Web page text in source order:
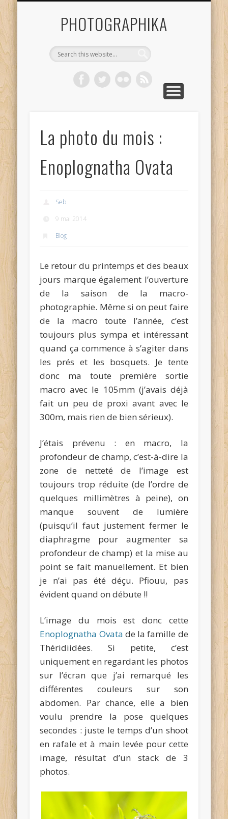
PHOTOGRAPHIKA
La photo du mois :
Enoplognatha Ovata
Seb
9 mai 2014
Blog
Le retour du printemps et des beaux
jours marque également l’ouverture
de la saison de la macro-
photographie. Même si on peut faire
de la macro toute l’année, c’est
toujours plus sympa et intéressant
quand ça commence à s’agiter dans
les prés et les bosquets. Je tente
donc ma toute première sortie
macro avec le 105mm (j’avais déjà
fait un peu de proxi avant avec le
300m, mais rien de bien sérieux).
J’étais prévenu : en macro, la
profondeur de champ, c’est-à-dire la
zone de netteté de l’image est
toujours trop réduite (de l’ordre de
quelques millimètres à peine), on
manque souvent de lumière
(puisqu’il faut justement fermer le
diaphragme pour augmenter sa
profondeur de champ) et la mise au
point se fait manuellement. Et bien
je n’ai pas été déçu. Pfiouu, pas
évident quand on débute !!
L’image du mois est donc cette
Enoplognatha Ovata de la famille de
Théridiidées. Si petite, c’est
uniquement en regardant les photos
sur l’écran que j’ai remarqué les
différentes couleurs sur son
abdomen. Par chance, elle a bien
voulu prendre la pose quelques
secondes : juste le temps d’un shoot
en rafale et à main levée pour cette
image, résultat d’un stack de 3
photos.